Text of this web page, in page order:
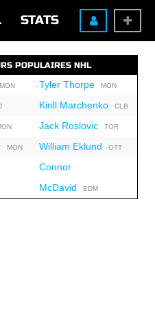
STATS
POPULAIRES NHL
MON
Tyler ThorpeMON
Kirill MarchenkoCLB
Jack RoslovicTOR
William Eklund OTT
Connor
McDavid EDM